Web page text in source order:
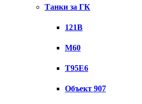
Танки за ГК
121B
M60
T95E6
Объект 907